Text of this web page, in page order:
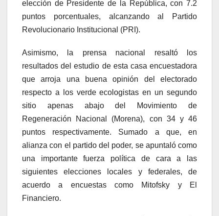
elección de Presidente de la República, con 7.2
puntos porcentuales, alcanzando al Partido
Revolucionario Institucional (PRI).
Asimismo, la prensa nacional resaltó los
resultados del estudio de esta casa encuestadora
que arroja una buena opinión del electorado
respecto a los verde ecologistas en un segundo
sitio apenas abajo del Movimiento de
Regeneración Nacional (Morena), con 34 y 46
puntos respectivamente. Sumado a que, en
alianza con el partido del poder, se apuntaló como
una importante fuerza política de cara a las
siguientes elecciones locales y federales, de
acuerdo a encuestas como Mitofsky y El
Financiero.